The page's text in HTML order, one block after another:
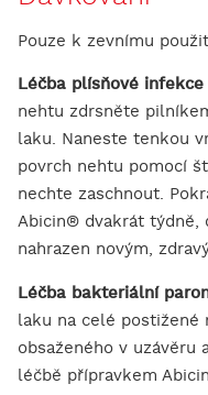
Pouze k zevnímu
Léčba plísňové
nehtu zdrsněte
laku. Naneste tenkou
povrch nehtu pomocí
nechte zaschnout.
Abicin® dvakrát týdně,
nahrazen novým,
Léčba bakteriální
laku na celé
obsaženého v uzávěru
léčbě přípravkem